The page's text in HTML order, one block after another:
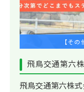
【そ
飛鳥交通第六
飛鳥交通第六株